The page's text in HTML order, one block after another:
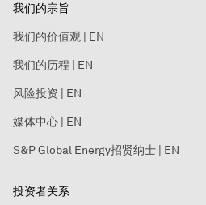
我们的宗旨
我们的价值观 | EN
我们的历程 | EN
风险投资 | EN
媒体中心 | EN
S&P Global Energy招贤纳士 | EN
投资者关系